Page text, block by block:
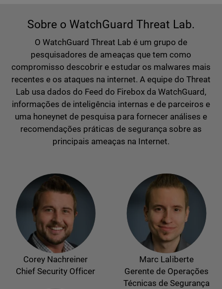
Sobre o WatchGuard Threat Lab.
O WatchGuard Threat Lab é um grupo de
pesquisadores de ameaças que tem como
compromisso descobrir e estudar os malwares mais
recentes e os ataques na internet. A equipe do Threat
Lab usa dados do Feed do Firebox da WatchGuard,
informações de inteligência internas e de parceiros e
uma honeynet de pesquisa para fornecer análises e
recomendações práticas de segurança sobre as
principais ameaças na Internet.
Corey Nachreiner
Chief Security Officer
Marc Laliberte
Gerente de Operações
Técnicas de Segurança